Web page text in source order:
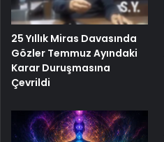
25 Yıllık Miras Davasında
Gözler Temmuz Ayındaki
Karar Duruşmasına
Çevrildi